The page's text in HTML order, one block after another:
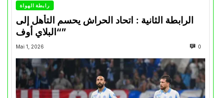
رابطة الهواة
الرابطة الثانية : اتحاد الحراش يحسم التأهل إلى
“البلاي أوف”
Mai 1, 2026 0